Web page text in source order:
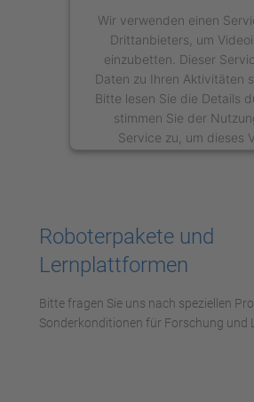
Wir verwenden einen
Drittanbieters, um
einzubetten. Dieser
Daten zu Ihren Aktivitäten
Bitte lesen Sie die Details
stimmen Sie der
Service zu, um dieses
anzusehen.
Management
Roboterpakete und
Lernplattformen
Bitte fragen Sie uns nach speziellen
Sonderkonditionen für Forschung und